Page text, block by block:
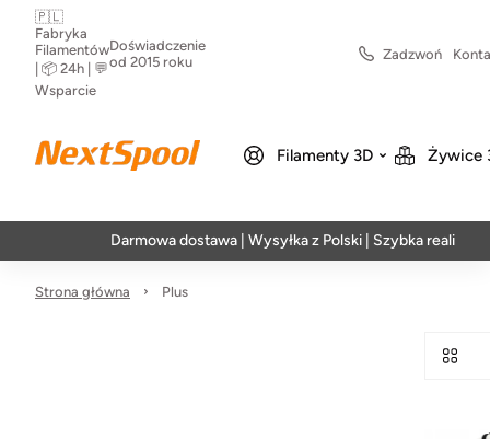
🇵🇱
Fabryka
Filamentów
| 📦 24h | 💬
Wsparcie
Doświadczenie
od 2015 roku
Zadzwoń
Filamenty 3D Żywice
Darmowa dostawa | Wysyłka z Polski | Szybka realizacja w
Strona główna Plus